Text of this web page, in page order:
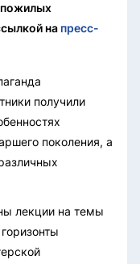
пожилых
на пресс-
получили
поколения, а
лекции на темы